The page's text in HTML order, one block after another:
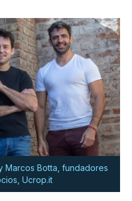
Marcos Botta, fundadores
Ucrop.it